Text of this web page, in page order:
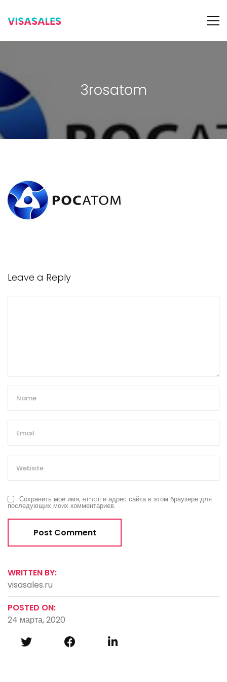
3rosatom
Leave a Reply
Сохранить моё имя, email и адрес сайта в этом браузере для
последующих моих комментариев.
WRITTEN BY:
visasales.ru
POSTED ON:
24 марта, 2020